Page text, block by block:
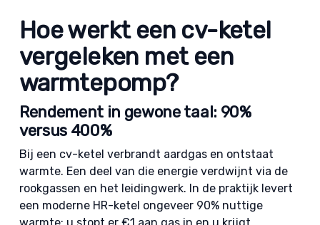
Hoe werkt een cv-ketel
vergeleken met een
warmtepomp?
Rendement in gewone taal: 90%
versus 400%
Bij een cv-ketel verbrandt aardgas en ontstaat
warmte. Een deel van die energie verdwijnt via de
rookgassen en het leidingwerk. In de praktijk levert
een moderne HR-ketel ongeveer 90% nuttige